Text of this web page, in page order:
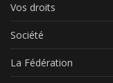
Vos droits
Société
La Fédération